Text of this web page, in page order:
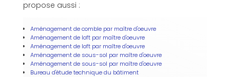
propose aussi :
Aménagement de comble par maître d'oeuvre
Aménagement de loft par maître d'oeuvre
Aménagement de loft par maître d'oeuvre
Aménagement de sous-sol par maître d'oeuvre
Aménagement de sous-sol par maître d'oeuvre
Bureau d'étude technique du bâtiment